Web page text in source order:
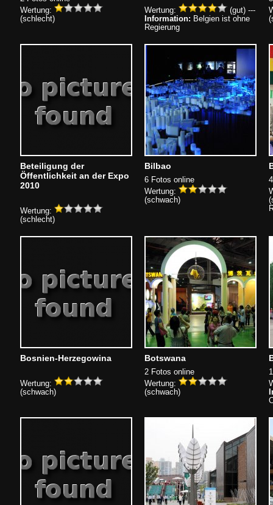
Wertung:
(schlecht)
Wertung:
(gut) ---
Information: Belgien ist ohne
Regierung
Beteiligung der
Öffentlichkeit an der Expo
2010
Wertung:
(schlecht)
Bilbao
6 Fotos online
Wertung:
(schwach)
Bosnien-Herzegowina
Wertung:
(schwach)
Botswana
2 Fotos online
Wertung:
(schwach)